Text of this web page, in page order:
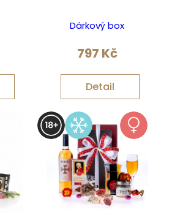
Dárkový box
797 Kč
Detail